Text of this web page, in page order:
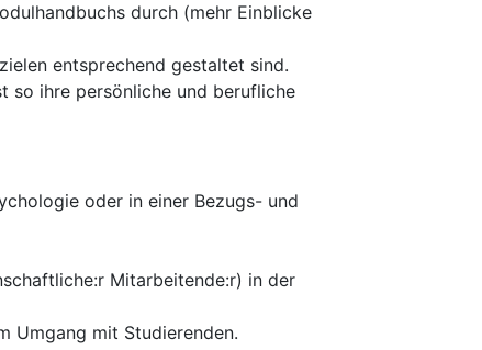
durch (mehr Einblicke
entsprechend gestaltet sind.
so ihre persönliche und berufliche
oder in einer Bezugs- und
Mitarbeitende:r) in der
Umgang mit Studierenden.